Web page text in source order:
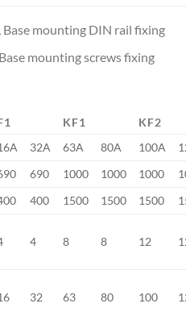
Base mounting DIN rail fixing
mounting screws fixing
KF1
KF2
32A 63A 80A 100A
690 1000 1000 1000
400 1500 1500 1500
4 8 8 12
32 63 80 100